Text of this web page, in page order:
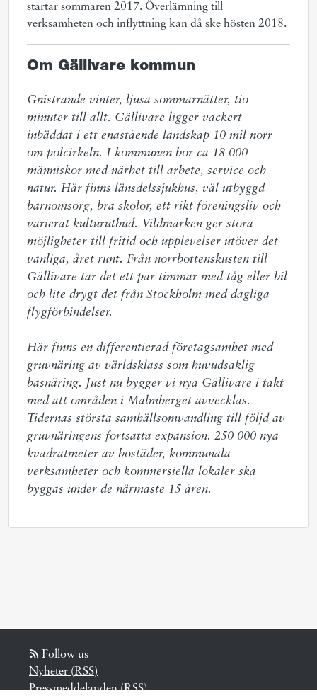
startar sommaren 2017. Överlämning till
verksamheten och inflyttning kan då ske hösten 2018.
Om Gällivare kommun
Gnistrande vinter, ljusa sommarnätter, tio
minuter till allt. Gällivare ligger vackert
inbäddat i ett enastående landskap 10 mil norr
om polcirkeln. I kommunen bor ca 18 000
människor med närhet till arbete, service och
natur. Här finns länsdelssjukhus, väl utbyggd
barnomsorg, bra skolor, ett rikt föreningsliv och
varierat kulturutbud. Vildmarken ger stora
möjligheter till fritid och upplevelser utöver det
vanliga, året runt. Från norrbottenskusten till
Gällivare tar det ett par timmar med tåg eller bil
och lite drygt det från Stockholm med dagliga
flygförbindelser.
Här finns en differentierad företagsamhet med
gruvnäring av världsklass som huvudsaklig
basnäring. Just nu bygger vi nya Gällivare i takt
med att områden i Malmberget avvecklas.
Tidernas största samhällsomvandling till följd av
gruvnäringens fortsatta expansion. 250 000 nya
kvadratmeter av bostäder, kommunala
verksamheter och kommersiella lokaler ska
byggas under de närmaste 15 åren.
Follow us
Nyheter (RSS)
Pressmeddelanden (RSS)